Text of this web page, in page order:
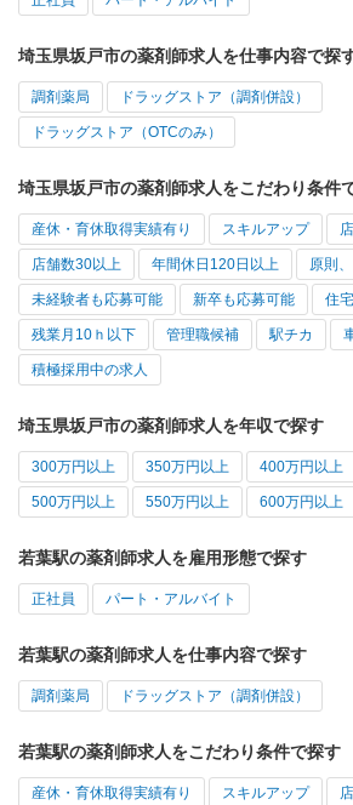
埼玉県坂戸市の薬剤師求人を仕事内容で探
調剤薬局 ドラッグストア（調剤併設）
ドラッグストア（OTCのみ）
埼玉県坂戸市の薬剤師求人をこだわり条件
産休・育休取得実績有り スキルアップ
店舗数30以上 年間休日120日以上 原則
未経験者も応募可能 新卒も応募可能 住
残業月10ｈ以下 管理職候補 駅チカ
積極採用中の求人
埼玉県坂戸市の薬剤師求人を年収で探す
300万円以上 350万円以上 400万円以上
500万円以上 550万円以上 600万円以上
若葉駅の薬剤師求人を雇用形態で探す
正社員 パート・アルバイト
若葉駅の薬剤師求人を仕事内容で探す
調剤薬局 ドラッグストア（調剤併設）
若葉駅の薬剤師求人をこだわり条件で探す
産休・育休取得実績有り スキルアップ